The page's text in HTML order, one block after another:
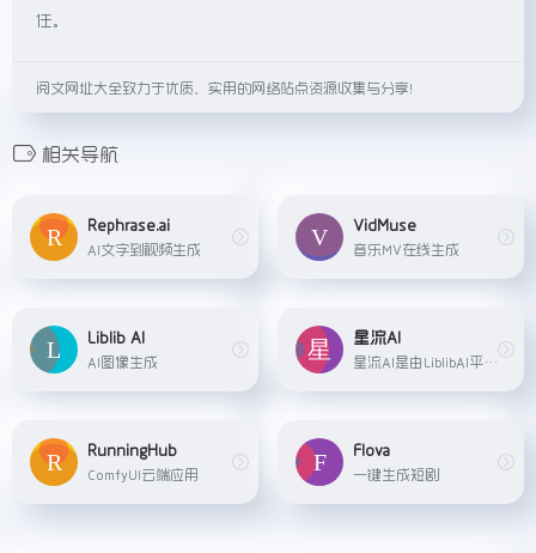
任。
阅文网址大全致力于优质、实用的网络站点资源收集与分享！
相关导航
Rephrase.ai
AI文字到视频生成
VidMuse
音乐MV在线生成
Liblib AI
AI图像生成
星流AI
星流AI是由LiblibAI平台推出的一款AI图像创作工具，专注于为图像艺术家提供高效的生成式创作。
RunningHub
ComfyUI云端应用
Flova
一键生成短剧